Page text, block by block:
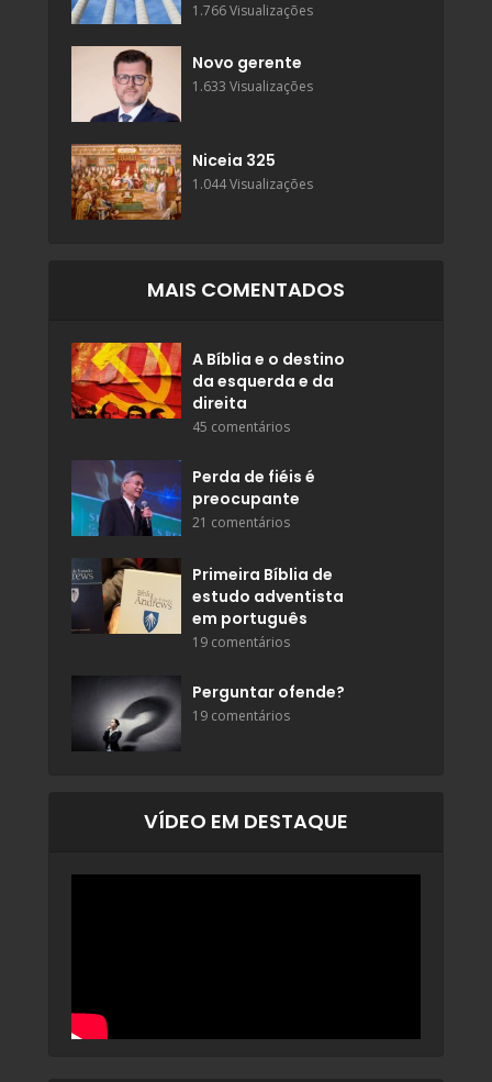
1.766 Visualizações
Novo gerente
1.633 Visualizações
Niceia 325
1.044 Visualizações
MAIS COMENTADOS
A Bíblia e o destino
da esquerda e da
direita
45 comentários
Perda de fiéis é
preocupante
21 comentários
Primeira Bíblia de
estudo adventista
em português
19 comentários
Perguntar ofende?
19 comentários
VÍDEO EM DESTAQUE